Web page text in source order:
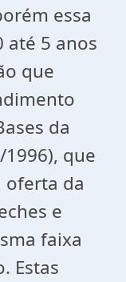
essa
até 5 anos
que
da
1996), que
oferta da
e
faixa
Estas